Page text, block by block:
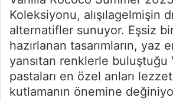
Koleksiyonu, alışılagelmişin
alternatifler sunuyor. Eşsiz
hazırlanan tasarımların, yaz
yansıtan renklerle buluştuğu
pastaları en özel anları
kutlamanın önemine